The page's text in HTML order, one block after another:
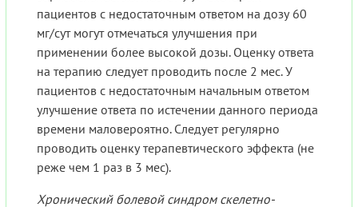
пациентов с недостаточным ответом на дозу 60
мг/сут могут отмечаться улучшения при
применении более высокой дозы. Оценку ответа
на терапию следует проводить после 2 мес. У
пациентов с недостаточным начальным ответом
улучшение ответа по истечении данного периода
времени маловероятно. Следует регулярно
проводить оценку терапевтического эффекта (не
реже чем 1 раз в 3 мес).
Хронический болевой синдром скелетно-